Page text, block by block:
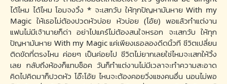
ได้ไหม ได้ไหม โอมจงวิ้ง * จะเสกวับ ให้ทุกปัญหามันหาย With my
Magic ให้เธอไม่ต้องปวดหัวบ่อย หัวบ่อย (โอ้ย) พอแล้วทำแต่งาน
แฟนไม่มีเจ้านายก็ด่า อย่าไปแคร์ไม่ต้องสนใจหรอก จะเสกวับ ให้ทุก
ปัญหามันหาย With my Magic แค่เพียงเธอลองดีดนิ้วที ชีวิตเปลี่ยน
ติดขัดที่ตรงไหน ค่อยๆ เป็นค่อยไป ชีวิตไม่ยากเลยใช่ไหมจะเสกให้วิ้ง
เลย กลับถึงห้องก็แทบช็อค วันก็ทำแต่งานไม่มีเวลาจะทำความสะอาด
คิดไปคิดมาก็ปวดหัว โอ๊ะโอ้ย ไหนจะต้องคอยวิ่งแซงคนอื่น นอนไม่พอ